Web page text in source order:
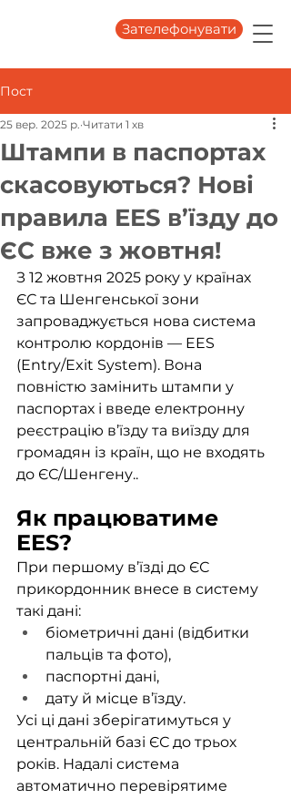
Зателефонувати
Пост
Штампи в паспортах
скасовуються? Нові
правила EES в’їзду до
ЄС вже з жовтня!
25 вер. 2025 р. Читати 1 хв
З 12 жовтня 2025 року у країнах
ЄС та Шенгенської зони
запроваджується нова система
контролю кордонів — EES
(Entry/Exit System). Вона
повністю замінить штампи у
паспортах і введе електронну
реєстрацію в’їзду та виїзду для
громадян із країн, що не входять
до ЄС/Шенгену..
Як працюватиме
EES?
При першому в’їзді до ЄС
прикордонник внесе в систему
такі дані:
біометричні дані (відбитки
пальців та фото),
паспортні дані,
дату й місце в’їзду.
Усі ці дані зберігатимуться у
центральній базі ЄС до трьох
років. Надалі система
автоматично перевірятиме